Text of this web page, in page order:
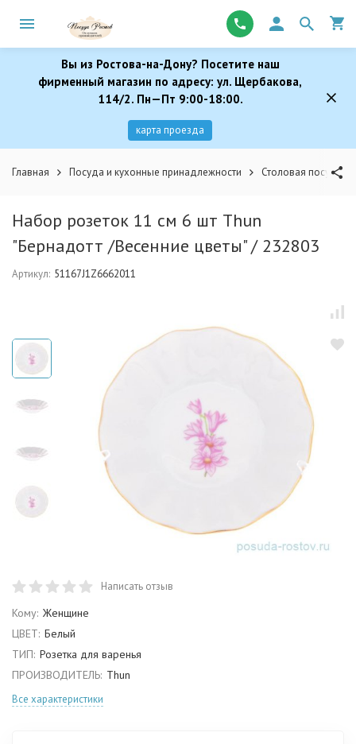
Вы из Ростова-на-Дону? Посетите наш
фирменный магазин по адресу: ул. Щербакова,
114/2. Пн—Пт 9:00-18:00.
карта проезда
Главная Посуда и кухонные принадлежности Столовая посуда
Набор розеток 11 см 6 шт Thun
"Бернадотт /Весенние цветы" / 232803
Артикул: 51167J1Z6662011
Написать отзыв
Кому: Женщине
ЦВЕТ: Белый
ТИП: Розетка для варенья
ПРОИЗВОДИТЕЛЬ: Thun
Все характеристики